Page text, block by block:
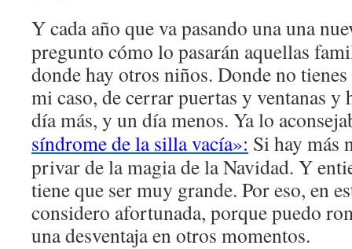
Y cada año que va pasando una una
pregunto cómo lo pasarán aquellas
donde hay otros niños. Donde no
mi caso, de cerrar puertas y ventanas y
día más, y un día menos. Ya lo
síndrome de la silla vacía»: Si hay más
privar de la magia de la Navidad. Y
tiene que ser muy grande. Por eso, en
considero afortunada, porque puedo
una desventaja en otros momentos.